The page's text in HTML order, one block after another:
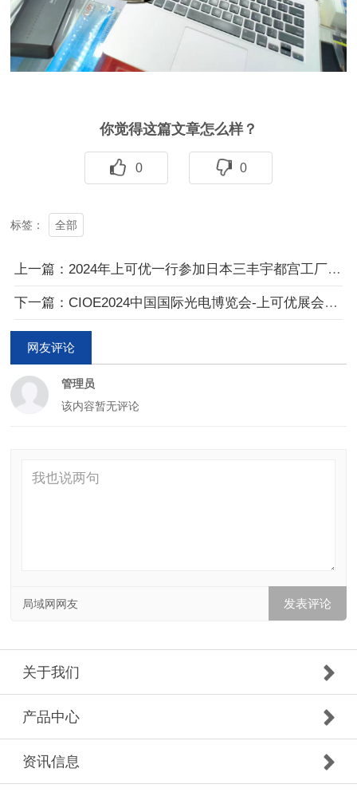
你觉得这篇文章怎么样？
0 0
标签： 全部
上一篇：2024年上可优一行参加日本三丰宇都宫工厂 三丰90周年活动
下一篇：CIOE2024中国国际光电博览会-上可优展会圆满成功2024.9.11
网友评论
管理员
该内容暂无评论
局域网网友
关于我们
产品中心
资讯信息